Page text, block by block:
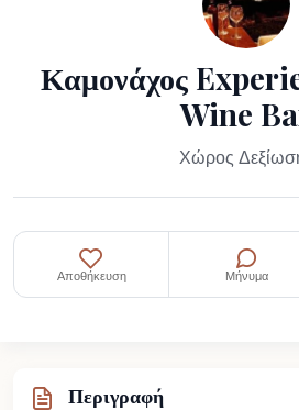
Καμονάχος
Wine
Χώρος
Αποθήκευση Μήνυμα
Περιγραφή